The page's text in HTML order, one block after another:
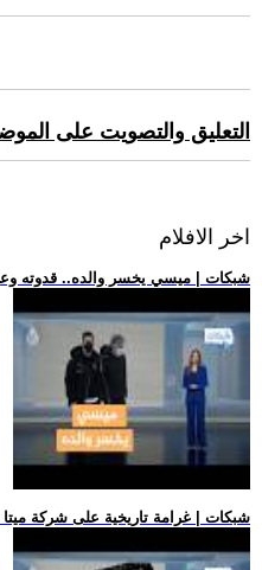
التعليق والتصويت على
اخر الافلام
.. شبكات | ميسي يخسر والده.. قدوته
.. شبكات | غرامة تاريخية على شركة ميتا